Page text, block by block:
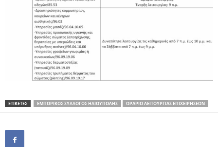
ΕΤΙΚΕΤΕΣ ΕΜΠΟΡΙΚΟΣ ΣΥΛΛΟΓΟΣ ΗΛΙΟΥΠΟΛΗΣ ΩΡΑΡΙΟ ΛΕΙΤΟΥΡΓΙΑΣ ΕΠΙΧΕΙΡΗΣΕΩΝ